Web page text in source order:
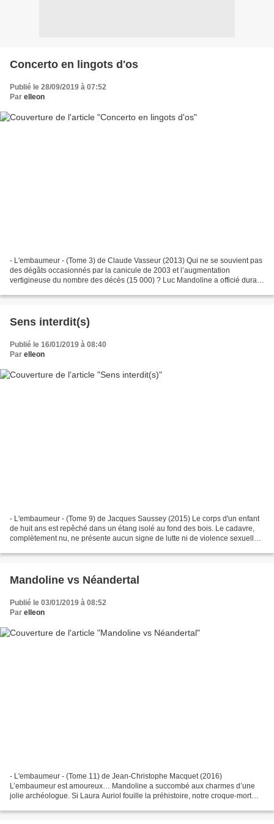
Concerto en lingots d'os
Publié le 28/09/2019 à 07:52
Par elleon
- L'embaumeur - (Tome 3) de Claude Vasseur (2013) Qui ne se souvient pas
des dégâts occasionnés par la canicule de 2003 et l’augmentation
vertigineuse du nombre des décès (15 000) ? Luc Mandoline a officié durant
Sens interdit(s)
Publié le 16/01/2019 à 08:40
Par elleon
- L'embaumeur - (Tome 9) de Jacques Saussey (2015) Le corps d'un enfant
de huit ans est repêché dans un étang isolé au fond des bois. Le cadavre,
complètement nu, ne présente aucun signe de lutte ni de violence sexuelle,
Mandoline vs Néandertal
Publié le 03/01/2019 à 08:52
Par elleon
- L'embaumeur - (Tome 11) de Jean-Christophe Macquet (2016)
L’embaumeur est amoureux… Mandoline a succombé aux charmes d’une
jolie archéologue. Si Laura Auriol fouille la préhistoire, notre croque-mort